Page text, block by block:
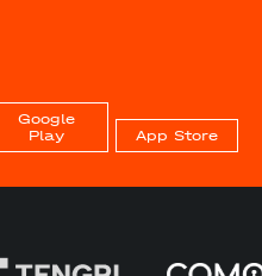
Google
Play
App Store